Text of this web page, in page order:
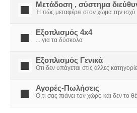
Μετάδοση , σύστημα
Ή πώς μεταφέρει στον χώμα την ισχύ
Εξοπλισμός 4x4
....για τα δύσκολα
Εξοπλισμός Γενικά
Οτι δεν υπάγεται στις άλλες
Αγορές-Πωλήσεις
Ό,τι σας πιάνει τον χώρο και δεν το